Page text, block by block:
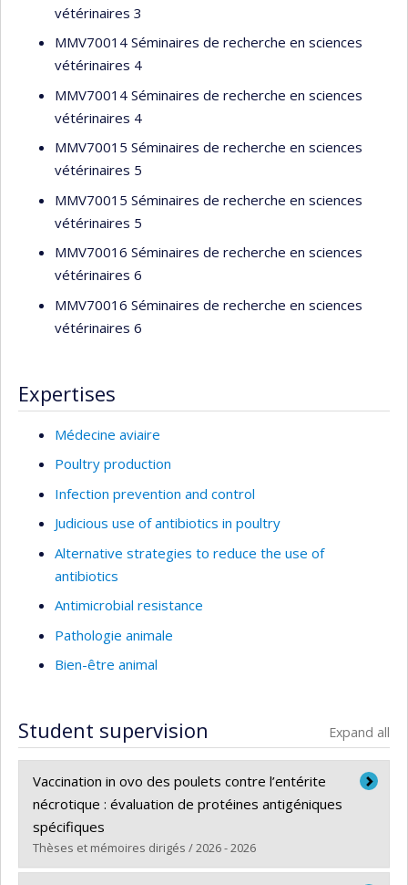
vétérinaires 3
MMV70014 Séminaires de recherche en sciences
vétérinaires 4
MMV70014 Séminaires de recherche en sciences
vétérinaires 4
MMV70015 Séminaires de recherche en sciences
vétérinaires 5
MMV70015 Séminaires de recherche en sciences
vétérinaires 5
MMV70016 Séminaires de recherche en sciences
vétérinaires 6
MMV70016 Séminaires de recherche en sciences
vétérinaires 6
Expertises
Médecine aviaire
Poultry production
Infection prevention and control
Judicious use of antibiotics in poultry
Alternative strategies to reduce the use of
antibiotics
Antimicrobial resistance
Pathologie animale
Bien-être animal
Student supervision Expand all
Vaccination in ovo des poulets contre l’entérite
nécrotique : évaluation de protéines antigéniques
spécifiques
Thèses et mémoires dirigés / 2026 - 2026